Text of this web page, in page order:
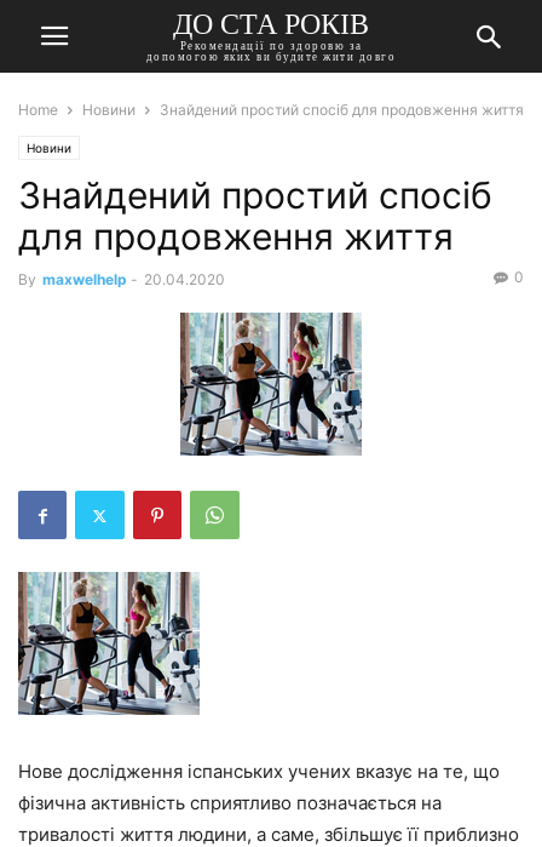
ДО СТА РОКІВ
Рекомендації по здоровю за
допомогою яких ви будите жити довго
Home Новини Знайдений простий спосіб для продовження життя
Новини
Знайдений простий спосіб
для продовження життя
By maxwelhelp - 20.04.2020 0
Нове дослідження іспанських учених вказує на те, що
фізична активність сприятливо позначається на
тривалості життя людини, а саме, збільшує її приблизно